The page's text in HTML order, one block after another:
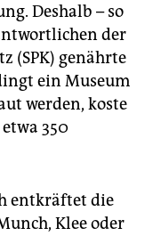
Deshalb – so
der
(SPK) genährte
ein Museum
werden, koste
350
entkräftet die
Klee oder